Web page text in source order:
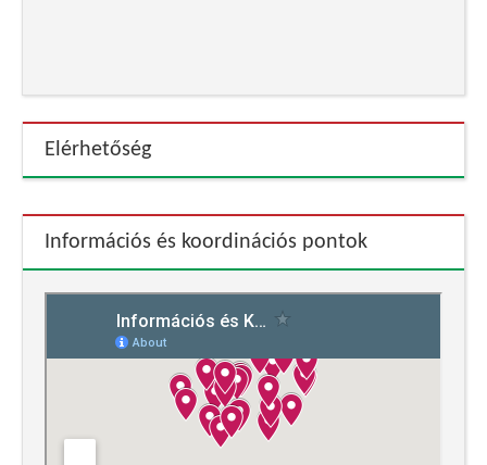
Elérhetőség
Információs és koordinációs pontok